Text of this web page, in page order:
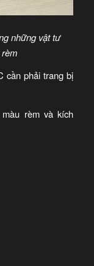
những vật tư
cần phải trang bị
rèm và kích